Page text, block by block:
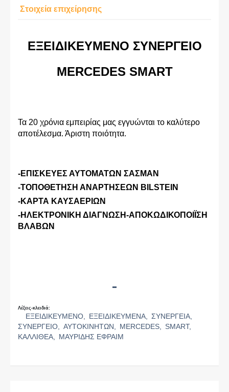
Στοιχεία επιχείρησης
ΕΞΕΙΔΙΚΕΥΜΕΝΟ ΣΥΝΕΡΓΕΙΟ
MERCEDES SMART
Τα 20 χρόνια εμπειρίας μας εγγυώνται το καλύτερο
αποτέλεσμα. Άριστη ποιότητα.
-ΕΠΙΣΚΕΥΕΣ ΑΥΤΟΜΑΤΩΝ ΣΑΣΜΑΝ
-ΤΟΠΟΘΕΤΗΣΗ ΑΝΑΡΤΗΣΕΩΝ BILSTEIN
-ΚΑΡΤΑ ΚΑΥΣΑΕΡΙΩΝ
-ΗΛΕΚΤΡΟΝΙΚΗ ΔΙΑΓΝΩΣΗ-ΑΠΟΚΩΔΙΚΟΠΟΙΪΣΗ
ΒΛΑΒΩΝ
Λέξεις-κλειδιά:
ΕΞΕΙΔΙΚΕΥΜΕΝΟ, ΕΞΕΙΔΙΚΕΥΜΕΝΑ,
ΣΥΝΕΡΓΕΙΑ,
ΣΥΝΕΡΓΕΙΟ,
ΑΥΤΟΚΙΝΗΤΩΝ, MERCEDES,
SMART,
ΚΑΛΛΙΘΕΑ,
ΜΑΥΡΙΔΗΣ ΕΦΡΑΙΜ